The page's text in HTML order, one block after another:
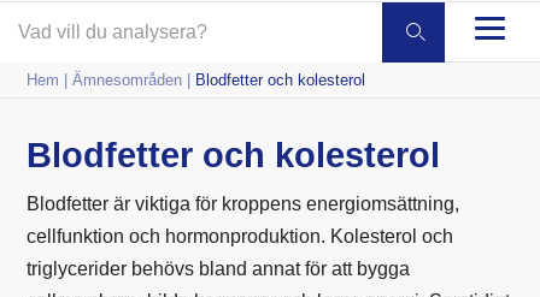
Hem |Ämnesområden | Blodfetter och kolesterol
Blodfetter och kolesterol
Blodfetter är viktiga för kroppens energiomsättning,
cellfunktion och hormonproduktion. Kolesterol och
triglycerider behövs bland annat för att bygga